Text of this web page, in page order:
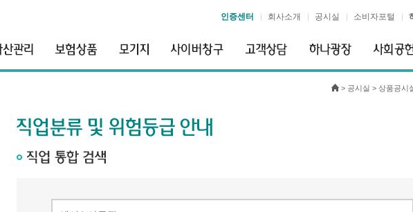
인증센터 회사소개 공시실 소비자포털
> 공시실 > 상품공시